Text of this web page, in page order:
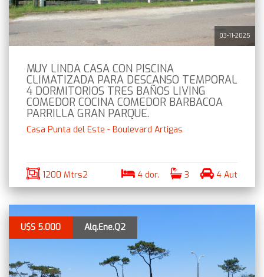
03-11-2025
MUY LINDA CASA CON PISCINA
CLIMATIZADA PARA DESCANSO TEMPORAL
4 DORMITORIOS TRES BAÑOS LIVING
COMEDOR COCINA COMEDOR BARBACOA
PARRILLA GRAN PARQUE.
Casa Punta del Este - Boulevard Artigas
1200 Mtrs2 4 dor. 3 4 Aut
U$S 5.000 Alq.Ene.Q2